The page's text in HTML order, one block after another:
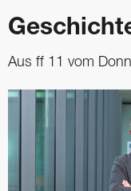
Aus ff 11 vom